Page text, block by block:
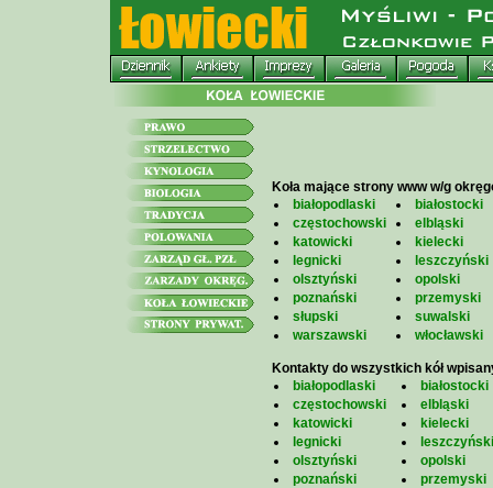
Koła mające strony www w/g
białopodlaski
białostocki
częstochowski
elbląski
katowicki
kielecki
legnicki
leszczyński
olsztyński
opolski
poznański
przemyski
słupski
suwalski
warszawski
włocławski
Kontakty do wszystkich kół
białopodlaski
białostocki
częstochowski
elbląski
katowicki
kielecki
legnicki
leszczyński
olsztyński
opolski
poznański
przemyski